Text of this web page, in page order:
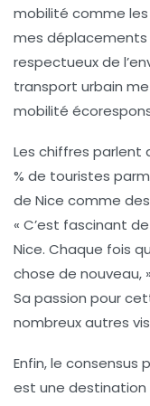
mobilité comme
mes déplacements
respectueux de
transport urbain
mobilité
Les chiffres parlent
% de touristes
de Nice comme
« C’est fascinant
Nice. Chaque fois
chose de nouveau,
Sa passion pour
nombreux autres
Enfin, le consensus
est une destination